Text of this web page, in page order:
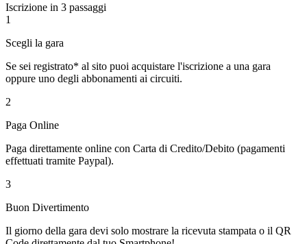
Iscrizione in 3 passaggi
1
Scegli la gara
Se sei registrato* al sito puoi acquistare l'iscrizione a una gara
oppure uno degli abbonamenti ai circuiti.
2
Paga Online
Paga direttamente online con Carta di Credito/Debito (pagamenti
effettuati tramite Paypal).
3
Buon Divertimento
Il giorno della gara devi solo mostrare la ricevuta stampata o il QR